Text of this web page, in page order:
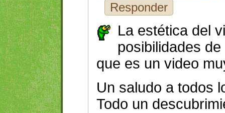
Responder
La estética del
posibilidades
que es un video
Un saludo a todos
Todo un